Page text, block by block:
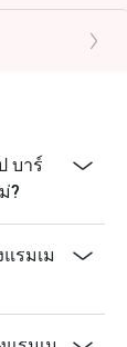
บาร์
?
รมเม